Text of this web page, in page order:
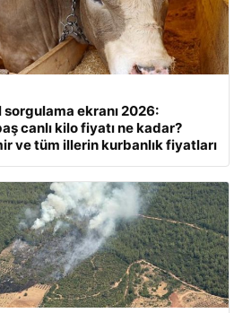
sorgulama ekranı 2026:
canlı kilo fiyatı ne kadar?
ve tüm illerin kurbanlık fiyatları